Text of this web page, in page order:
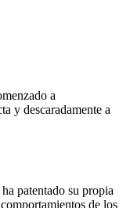
a
y descaradamente a
patentado su propia
de los